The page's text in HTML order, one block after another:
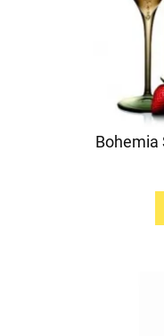
Bohemia